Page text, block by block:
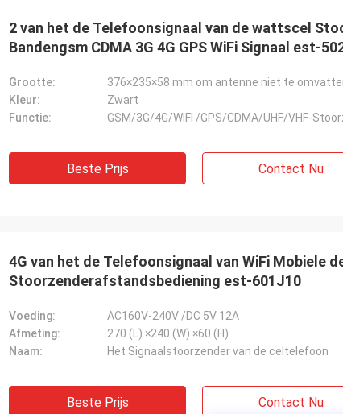
2 van het de Telefoonsignaal van de wattscel
Bandengsm CDMA 3G 4G GPS WiFi Signaal est-
Grootte:
376×235×58 mm om antenne niet te
Kleur:
Zwart
Functie:
GSM/3G/4G/WIFI /GPS/CDMA/UHF/VHF-
Beste Prijs Contact Nu
4G van het de Telefoonsignaal van WiFi Mobiele
Stoorzenderafstandsbediening est-601J10
Voeding:
AC160V-240V /DC 5V 12A
Afmeting:
270 (L) ×240 (W) ×60 (H)
Naam:
Het Signaalstoorzender van de celtelefoon
Beste Prijs Contact Nu